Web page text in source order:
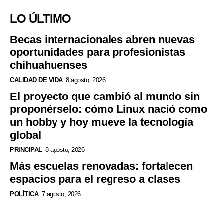
LO ÚLTIMO
Becas internacionales abren nuevas
oportunidades para profesionistas
chihuahuenses
CALIDAD DE VIDA 8 agosto, 2026
El proyecto que cambió al mundo sin
proponérselo: cómo Linux nació como
un hobby y hoy mueve la tecnología
global
PRINCIPAL 8 agosto, 2026
Más escuelas renovadas: fortalecen
espacios para el regreso a clases
POLÍTICA 7 agosto, 2026